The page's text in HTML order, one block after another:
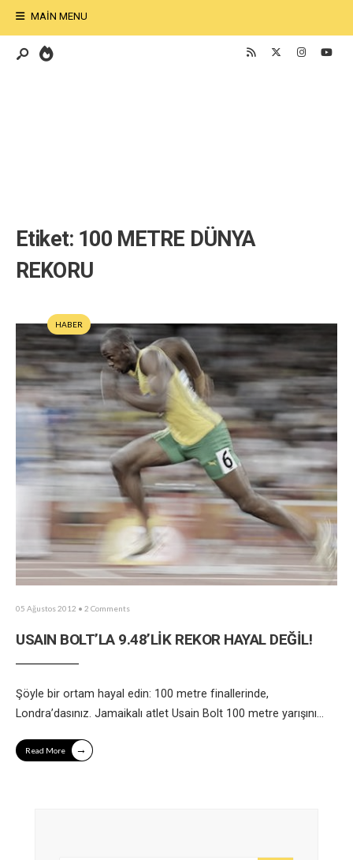
MAIN MENU
Etiket: 100 METRE DÜNYA
REKORU
HABER
05 Ağustos 2012 • 2 Comments
USAIN BOLT’LA 9.48’LİK REKOR HAYAL DEĞİL!
Şöyle bir ortam hayal edin: 100 metre finallerinde,
Londra’dasınız. Jamaikalı atlet Usain Bolt 100 metre yarışını...
Read More →